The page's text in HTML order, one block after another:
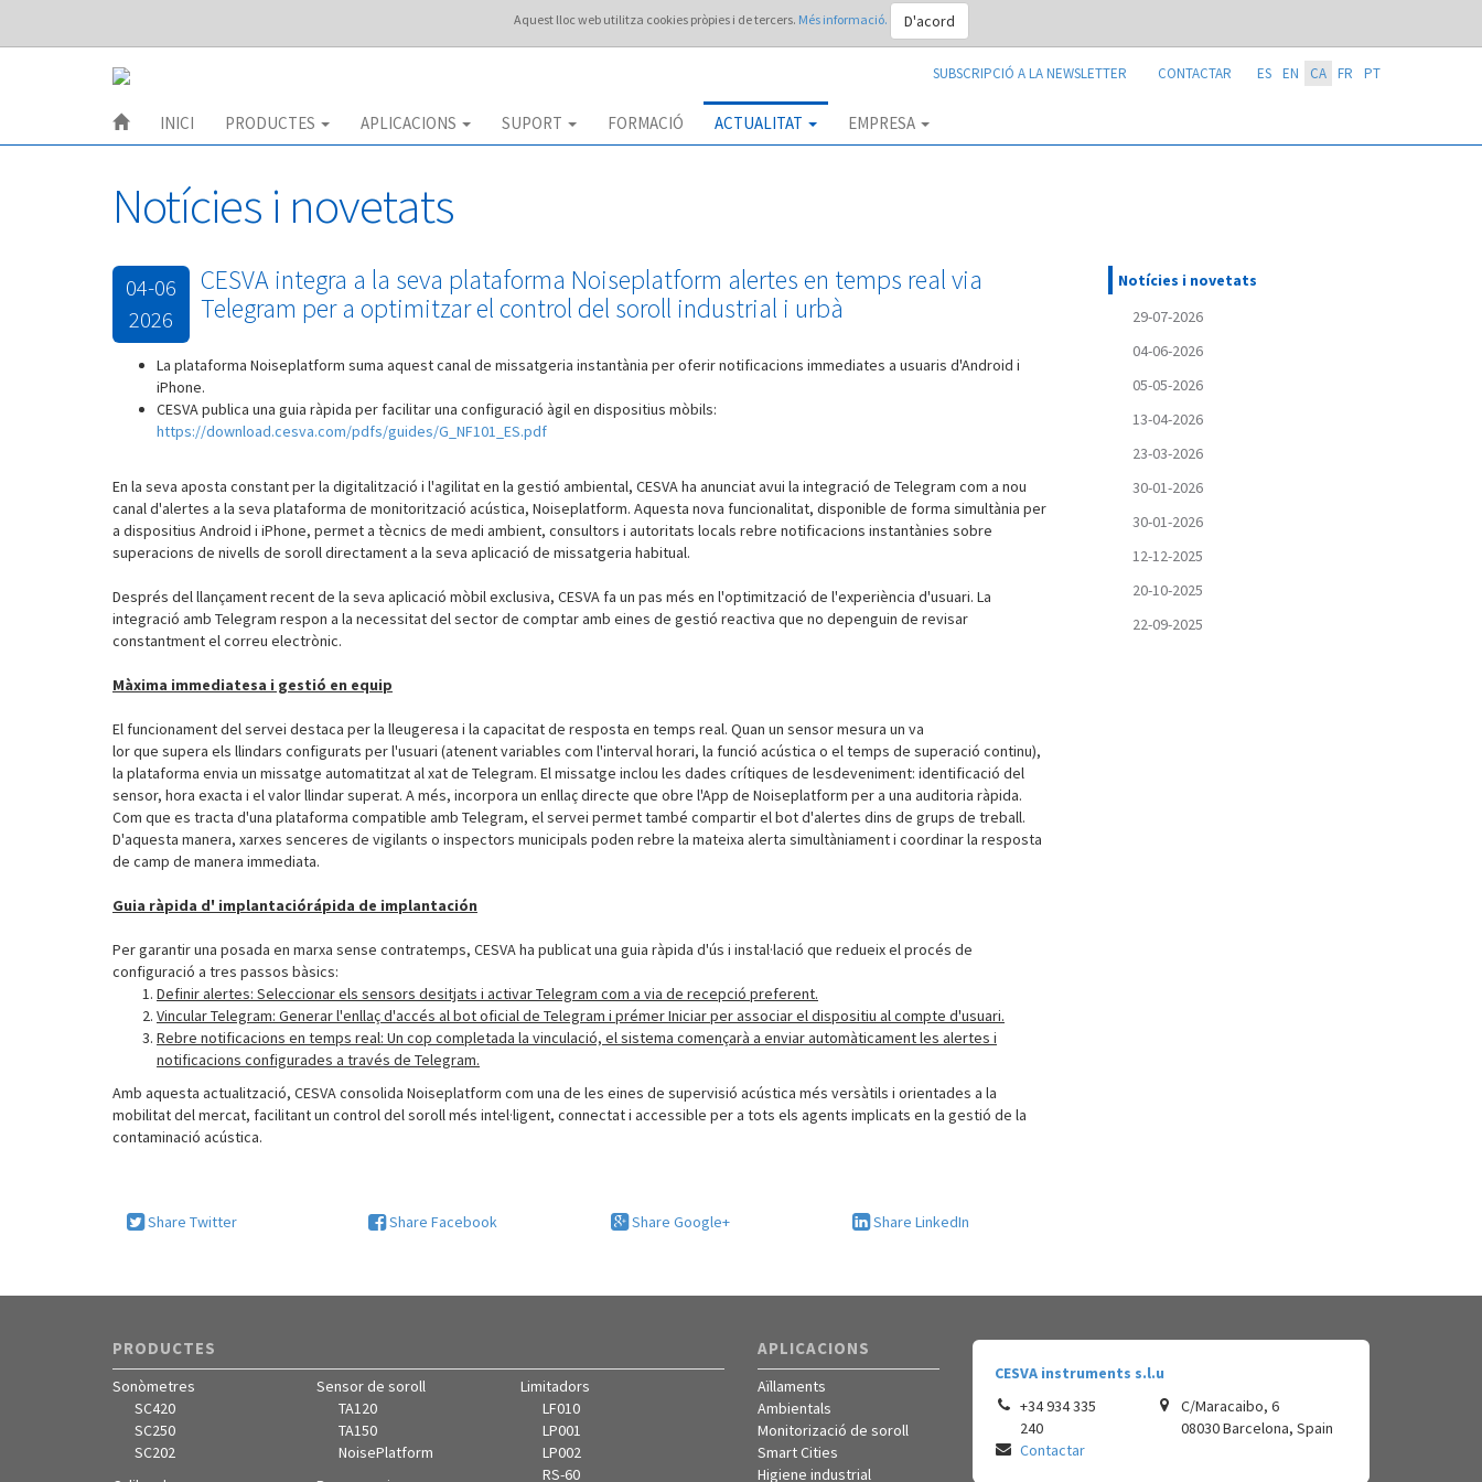
Aquest lloc web utilitza cookies pròpies i de tercers. Més informació. D'acord
SUBSCRIPCIÓ A LA NEWSLETTER CONTACTAR ES EN CA FR PT
INICI PRODUCTES APLICACIONS SUPORT FORMACIÓ ACTUALITAT EMPRESA
Notícies i novetats
04-06
2026
CESVA integra a la seva plataforma Noiseplatform alertes en temps real via
Telegram per a optimitzar el control del soroll industrial i urbà
La plataforma Noiseplatform suma aquest canal de missatgeria instantània per oferir notificacions immediates a usuaris d'Android i
iPhone.
CESVA publica una guia ràpida per facilitar una configuració àgil en dispositius mòbils:
https://download.cesva.com/pdfs/guides/G_NF101_ES.pdf
En la seva aposta constant per la digitalització i l'agilitat en la gestió ambiental, CESVA ha anunciat avui la integració de Telegram com a nou
canal d'alertes a la seva plataforma de monitorització acústica, Noiseplatform. Aquesta nova funcionalitat, disponible de forma simultània per
a dispositius Android i iPhone, permet a tècnics de medi ambient, consultors i autoritats locals rebre notificacions instantànies sobre
superacions de nivells de soroll directament a la seva aplicació de missatgeria habitual.
Després del llançament recent de la seva aplicació mòbil exclusiva, CESVA fa un pas més en l'optimització de l'experiència d'usuari. La
integració amb Telegram respon a la necessitat del sector de comptar amb eines de gestió reactiva que no depenguin de revisar
constantment el correu electrònic.
Màxima immediatesa i gestió en equip
El funcionament del servei destaca per la lleugeresa i la capacitat de resposta en temps real. Quan un sensor mesura un va
lor que supera els llindars configurats per l'usuari (atenent variables com l'interval horari, la funció acústica o el temps de superació continu),
la plataforma envia un missatge automatitzat al xat de Telegram. El missatge inclou les dades crítiques de lesdeveniment: identificació del
sensor, hora exacta i el valor llindar superat. A més, incorpora un enllaç directe que obre l'App de Noiseplatform per a una auditoria ràpida.
Com que es tracta d'una plataforma compatible amb Telegram, el servei permet també compartir el bot d'alertes dins de grups de treball.
D'aquesta manera, xarxes senceres de vigilants o inspectors municipals poden rebre la mateixa alerta simultàniament i coordinar la resposta
de camp de manera immediata.
Guia ràpida d' implantaciórápida de implantación
Per garantir una posada en marxa sense contratemps, CESVA ha publicat una guia ràpida d'ús i instal·lació que redueix el procés de
configuració a tres passos bàsics:
Definir alertes: Seleccionar els sensors desitjats i activar Telegram com a via de recepció preferent.
Vincular Telegram: Generar l'enllaç d'accés al bot oficial de Telegram i prémer Iniciar per associar el dispositiu al compte d'usuari.
Rebre notificacions en temps real: Un cop completada la vinculació, el sistema començarà a enviar automàticament les alertes i
notificacions configurades a través de Telegram.
Amb aquesta actualització, CESVA consolida Noiseplatform com una de les eines de supervisió acústica més versàtils i orientades a la
mobilitat del mercat, facilitant un control del soroll més intel·ligent, connectat i accessible per a tots els agents implicats en la gestió de la
contaminació acústica.
Share Twitter Share Facebook Share Google+ Share LinkedIn
Notícies i novetats
29-07-2026
04-06-2026
05-05-2026
13-04-2026
23-03-2026
30-01-2026
30-01-2026
12-12-2025
20-10-2025
22-09-2025
PRODUCTES
Sonòmetres
SC420
SC250
SC202
Sensor de soroll
TA120
TA150
NoisePlatform
Limitadors
LF010
LP001
LP002
RS-60
APLICACIONS
Aïllaments
Ambientals
Monitorizació de soroll
Smart Cities
Higiene industrial
CESVA instruments s.l.u
+34 934 335
240
Contactar
C/Maracaibo, 6
08030Barcelona, Spain